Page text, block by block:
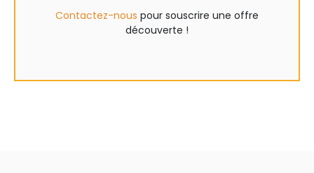
Contactez-nous pour souscrire une offre
découverte !